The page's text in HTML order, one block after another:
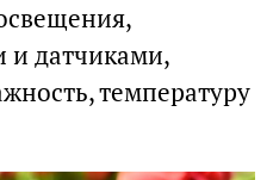
и датчиками,
температуру